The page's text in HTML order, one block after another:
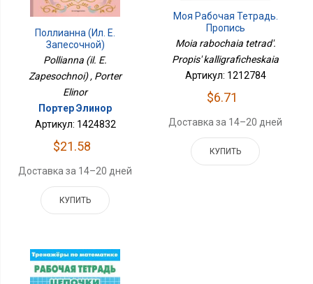
Поллианна (ил. Е.
Запесочной)
Pollianna (il. E.
Zapesochnoi) , Porter
Elinor
Портер Элинор
Артикул: 1424832
$21.58
Доставка за 14–20 дней
КУПИТЬ
Моя Рабочая Тетрадь.
Пропись
Каллиграфическая
Moia rabochaia tetrad'.
Propis' kalligraficheskaia
Артикул: 1212784
$6.71
Доставка за 14–20 дней
КУПИТЬ